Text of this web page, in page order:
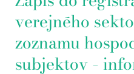
verejného
zoznamu
subjektov –